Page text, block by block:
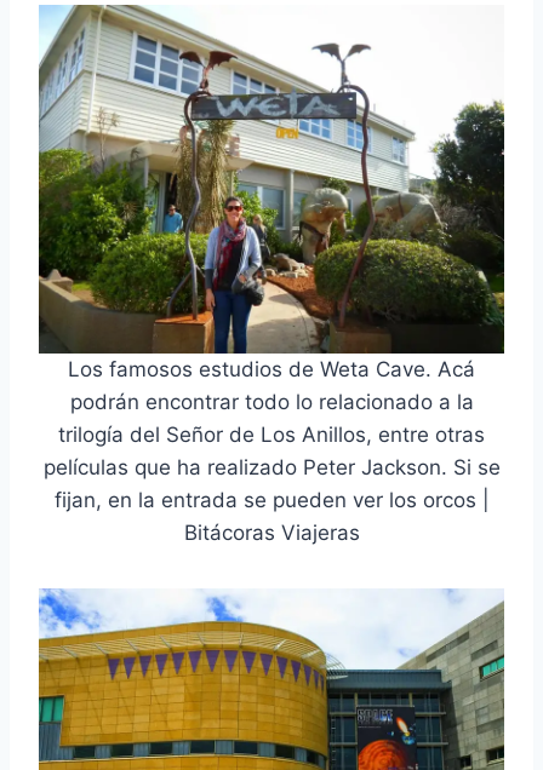
Los famosos estudios de Weta Cave. Acá
podrán encontrar todo lo relacionado a la
trilogía del Señor de Los Anillos, entre otras
películas que ha realizado Peter Jackson. Si se
fijan, en la entrada se pueden ver los orcos |
Bitácoras Viajeras